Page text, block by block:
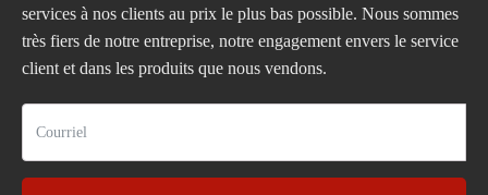
services à nos clients au prix le plus bas possible. Nous sommes
très fiers de notre entreprise, notre engagement envers le service
client et dans les produits que nous vendons.